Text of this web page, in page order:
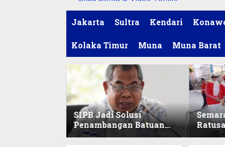
Jakarta Sultra Kendari
Kolaka Timur Muna Muna Barat
SIPB Jadi Solusi
Penambangan Batuan
Komoditas ex-Golongan